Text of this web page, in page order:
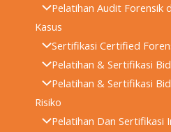
Pelatihan Audit Forensik
Kasus
Sertifikasi Certified
Pelatihan & Sertifikasi
Pelatihan & Sertifikasi
Risiko
Pelatihan Dan Sertifikasi